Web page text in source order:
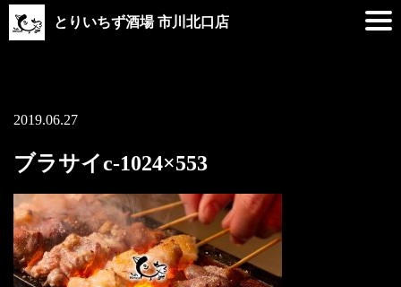
とりいちず酒場 市川北口店
2019.06.27
ブラサイc-1024×553